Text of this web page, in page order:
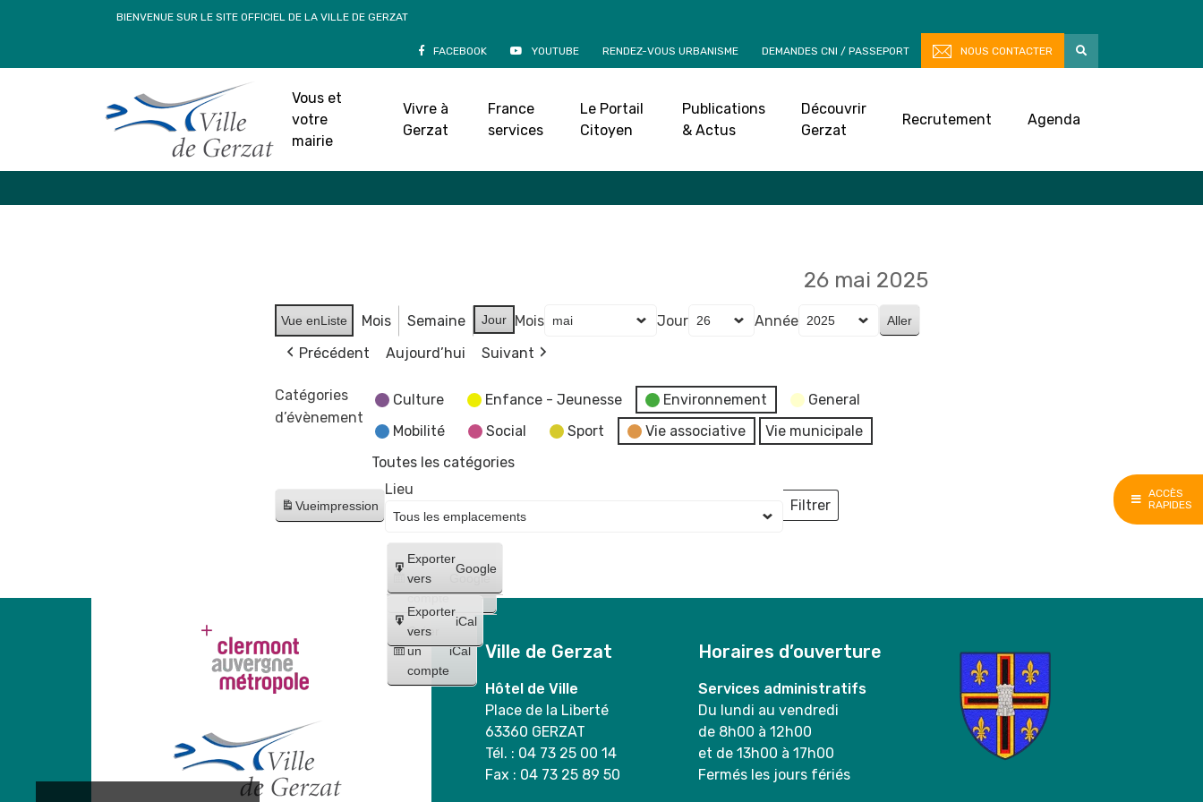
ACCÈS
RAPIDES
BIENVENUE SUR LE SITE OFFICIEL DE LA VILLE DE GERZAT
FACEBOOK YOUTUBE RENDEZ-VOUS URBANISME DEMANDES CNI / PASSEPORT NOUS CONTACTER
Vous et
votre
mairie
Vivre à
Gerzat
France
services
Le Portail
Citoyen
Publications
& Actus
Découvrir
Gerzat
Recrutement Agenda
Accueil»Agenda
26 mai 2025
Vue enListe Mois Semaine Jour Mois Jour
Année
Précédent
Aujourd’hui Suivant
Catégories
d’évènement
Culture Enfance - Jeunesse Environnement
General
Mobilité
Social Sport Vie associative
Vie municipale
Toutes les catégories
Vueimpression
Créer
un
compte
Google
Créer
un
compte
iCal
Exporter
vers
Google
Exporter
vers
iCal
Lieu
Filtrer
Lieux
Ville de Gerzat
Hôtel de Ville
Place de la Liberté
63360 GERZAT
Tél. : 04 73 25 00 14
Fax : 04 73 25 89 50
Horaires d’ouverture
Services administratifs
Du lundi au vendredi
de 8h00 à 12h00
et de 13h00 à 17h00
Fermés les jours fériés